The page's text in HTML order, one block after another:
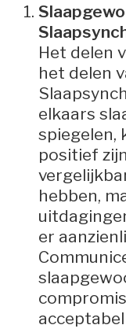
Het delen
het delen
elkaars
spiegelen,
positief
hebben,
er
acceptabel